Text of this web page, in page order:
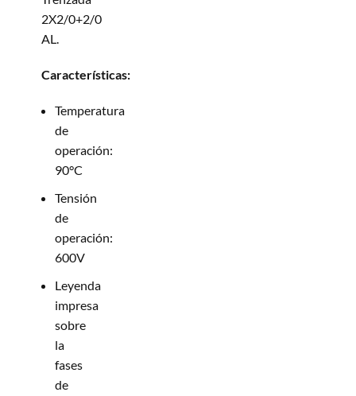
2X2/0+2/0
AL.
Características:
Temperatura
de
operación:
90°C
Tensión
de
operación:
600V
Leyenda
impresa
sobre
la
fases
de